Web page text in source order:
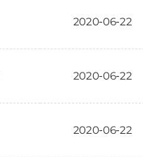
2020-06-22
2020-06-22
2020-06-22